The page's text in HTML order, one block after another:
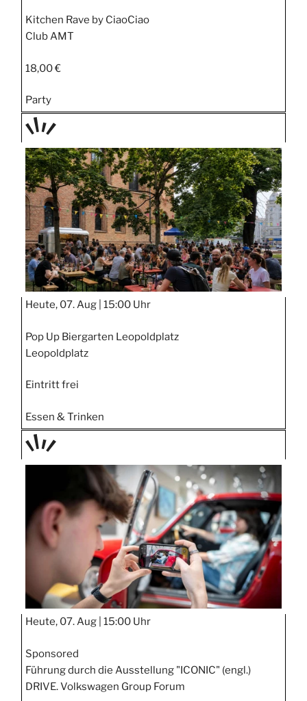
Kitchen Rave by CiaoCiao
Club AMT
18,00 €
Party
TAGE
STIPP
Heute, 07. Aug | 15:00 Uhr
Pop Up Biergarten Leopoldplatz
Leopoldplatz
Eintritt frei
Essen & Trinken
TAGE
Heute, 07. Aug | 15:00 Uhr
Sponsored
Führung durch die Ausstellung "ICONIC" (engl.)
DRIVE. Volkswagen Group Forum